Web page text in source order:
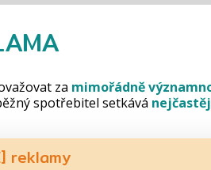
za mimořádně
spotřebitel setkává
reklamy